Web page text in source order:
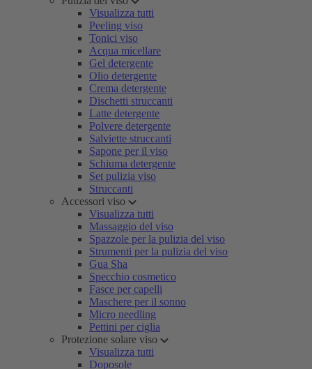
Visualizza tutti
Peeling viso
Tonici viso
Acqua micellare
Gel detergente
Olio detergente
Crema detergente
Dischetti struccanti
Latte detergente
Polvere detergente
Salviette struccanti
Sapone per il viso
Schiuma detergente
Set pulizia viso
Struccanti
Accessori viso
Visualizza tutti
Massaggio del viso
Spazzole per la pulizia del viso
Strumenti per la pulizia del viso
Gua Sha
Specchio cosmetico
Fasce per capelli
Maschere per il sonno
Micro needling
Pettini per ciglia
Protezione solare viso
Visualizza tutti
Doposole